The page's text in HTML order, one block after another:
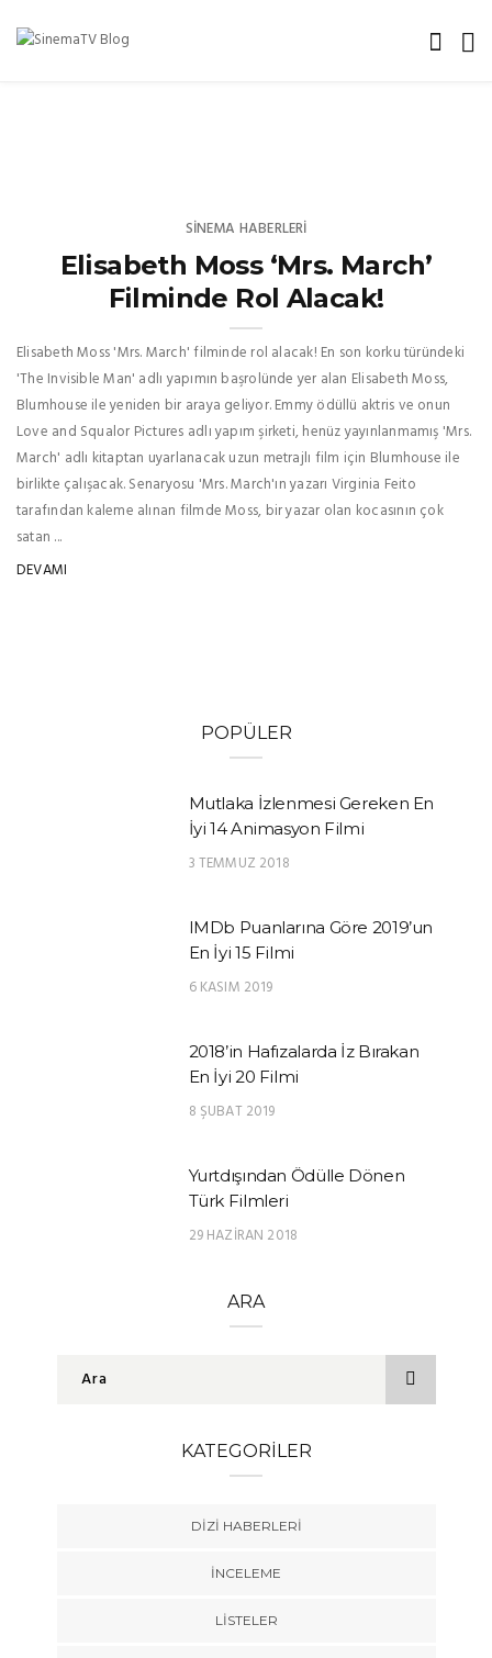
SINEMA HABERLERI
Elisabeth Moss ‘Mrs. March’
Filminde Rol Alacak!
Elisabeth Moss 'Mrs. March' filminde rol alacak! En son korku türündeki
'The Invisible Man' adlı yapımın başrolünde yer alan Elisabeth Moss,
Blumhouse ile yeniden bir araya geliyor. Emmy ödüllü aktris ve onun
Love and Squalor Pictures adlı yapım şirketi, henüz yayınlanmamış 'Mrs.
March' adlı kitaptan uyarlanacak uzun metrajlı film için Blumhouse ile
birlikte çalışacak. Senaryosu 'Mrs. March'ın yazarı Virginia Feito
tarafından kaleme alınan filmde Moss, bir yazar olan kocasının çok
satan ...
DEVAMI
POPÜLER
Mutlaka İzlenmesi Gereken En
İyi 14 Animasyon Filmi
3 TEMMUZ 2018
IMDb Puanlarına Göre 2019’un
En İyi 15 Filmi
6 KASIM 2019
2018’in Hafızalarda İz Bırakan
En İyi 20 Filmi
8 ŞUBAT 2019
Yurtdışından Ödülle Dönen
Türk Filmleri
29 HAZIRAN 2018
ARA
KATEGORILER
DIZI HABERLERI
İNCELEME
LISTELER